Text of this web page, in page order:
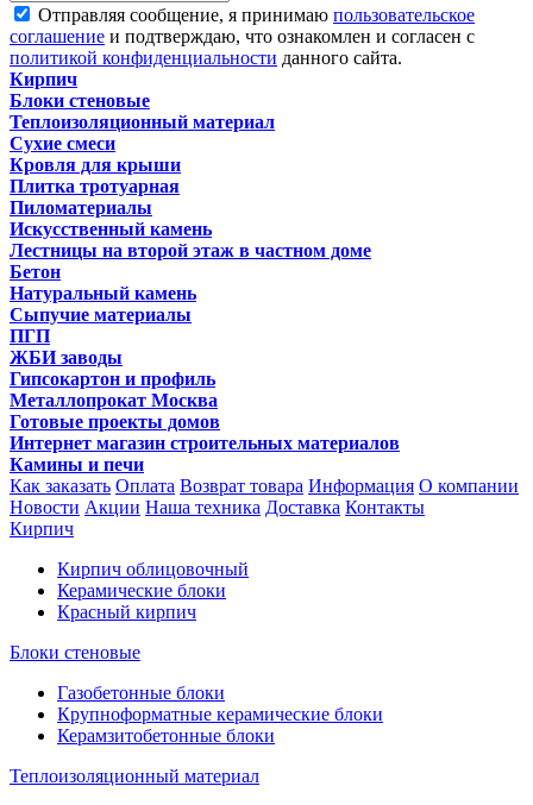
Отправляя сообщение, я принимаю пользовательское
соглашение и подтверждаю, что ознакомлен и согласен с
политикой конфиденциальности данного сайта.
Кирпич
Блоки стеновые
Теплоизоляционный материал
Сухие смеси
Кровля для крыши
Плитка тротуарная
Пиломатериалы
Искусственный камень
Лестницы на второй этаж в частном доме
Бетон
Натуральный камень
Сыпучие материалы
ПГП
ЖБИ заводы
Гипсокартон и профиль
Металлопрокат Москва
Готовые проекты домов
Интернет магазин строительных материалов
Камины и печи
Как заказать Оплата Возврат товара Информация О компании
Новости Акции Наша техника Доставка Контакты
Кирпич
Кирпич облицовочный
Керамические блоки
Красный кирпич
Блоки стеновые
Газобетонные блоки
Крупноформатные керамические блоки
Керамзитобетонные блоки
Теплоизоляционный материал